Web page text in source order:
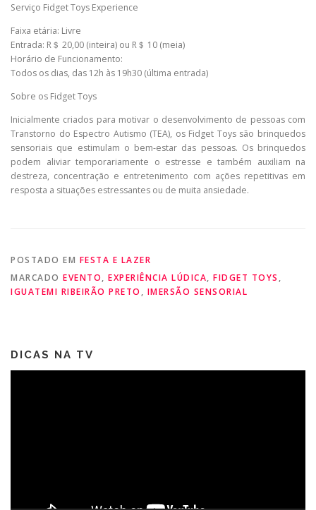
Serviço Fidget Toys Experience
Faixa etária: Livre
Entrada: R＄ 20,00 (inteira) ou R＄ 10 (meia)
Horário de Funcionamento:
Todos os dias, das 12h às 19h30 (última entrada)
Sobre os Fidget Toys
Inicialmente criados para motivar o desenvolvimento de pessoas com
Transtorno do Espectro Autismo (TEA), os Fidget Toys são brinquedos
sensoriais que estimulam o bem-estar das pessoas. Os brinquedos
podem aliviar temporariamente o estresse e também auxiliam na
destreza, concentração e entretenimento com ações repetitivas em
resposta a situações estressantes ou de muita ansiedade.
POSTADO EM FESTA E LAZER
MARCADO EVENTO, EXPERIÊNCIA LÚDICA, FIDGET TOYS ,
IGUATEMI RIBEIRÃO PRETO , IMERSÃO SENSORIAL
DICAS NA TV